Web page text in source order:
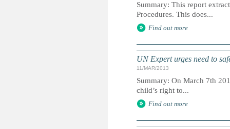
Summary: This report
Procedures. This does...
Find out more
UN Expert urges need to
11/MAR/2013
Summary: On March 7th
child’s right to...
Find out more